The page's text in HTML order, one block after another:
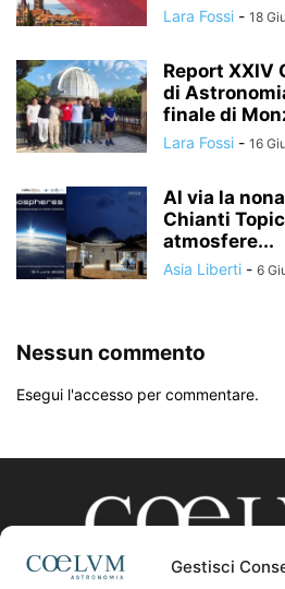
Gestisci
Lara Fossi - 18
Report XXIV
di
finale di
Lara Fossi - 16
Al via la
Chianti
atmosfere...
Asia Liberti - 6
Nessun commento
Esegui l'accesso per commentare.